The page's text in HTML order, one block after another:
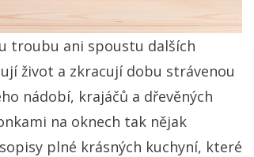
troubu ani spoustu dalších
život a zkracují dobu strávenou
nádobí, krajáčů a dřevěných
na oknech tak nějak
plné krásných kuchyní, které